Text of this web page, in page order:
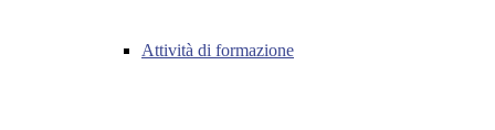
Attività di formazione